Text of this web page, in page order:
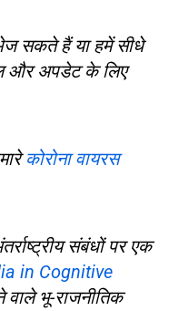
सकते हैं या हमें सीधे
और अपडेट के लिए
कोरोना वायरस
संबंधों पर एक
in Cognitive
भू-राजनीतिक